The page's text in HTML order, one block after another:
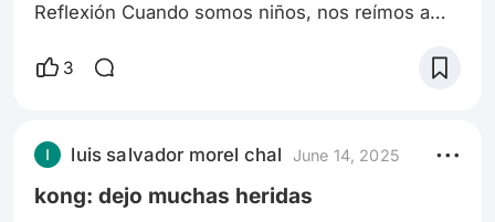
Reflexión Cuando somos niños, nos reímos a
con sus ocurrencias y los ingeniosos planes
los juguetes hablan y tienen personalidades
propias. Recuerdo haberla visto así, disfrutando
cada minuto, sin pensar mucho en lo que h
3
luis salvador morel chal June 14, 2025
kong: dejo muchas heridas